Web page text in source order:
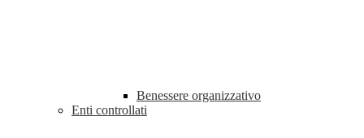
Benessere organizzativo
Enti controllati